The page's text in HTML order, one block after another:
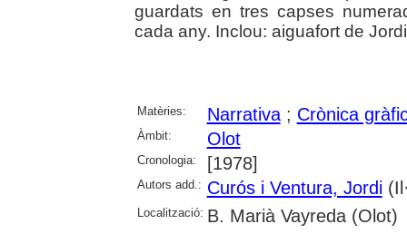
guardats en tres capses
cada any. Inclou: aiguafort de
Matèries: Narrativa; Crònica
Àmbit: Olot
Cronologia: [1978]
Autors add.: Curós i Ventura, Jordi
Localització: B. Marià Vayreda (Olot)